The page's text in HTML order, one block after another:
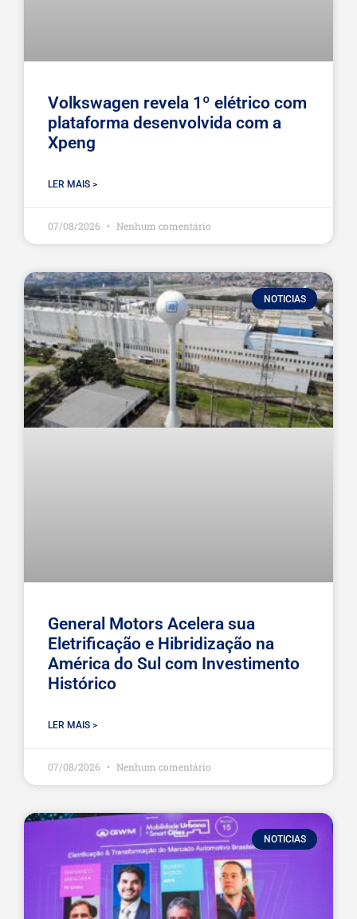
Volkswagen revela 1º elétrico com
plataforma desenvolvida com a
Xpeng
LER MAIS >
07/08/2026 Nenhum comentário
NOTICIAS
General Motors Acelera sua
Eletrificação e Hibridização na
América do Sul com Investimento
Histórico
LER MAIS >
07/08/2026 Nenhum comentário
NOTICIAS